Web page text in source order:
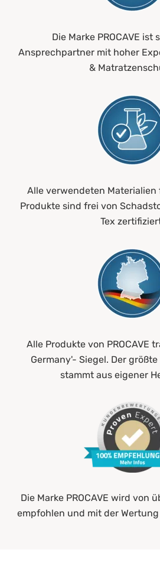
Die Marke PROCAVE ist
Ansprechpartner mit hoher
&
Alle verwendeten Materialien
Produkte sind frei von
Tex
Alle Produkte von PROCAVE
Germany'- Siegel. Der
stammt aus eigener
Die Marke PROCAVE wird von
empfohlen und mit der